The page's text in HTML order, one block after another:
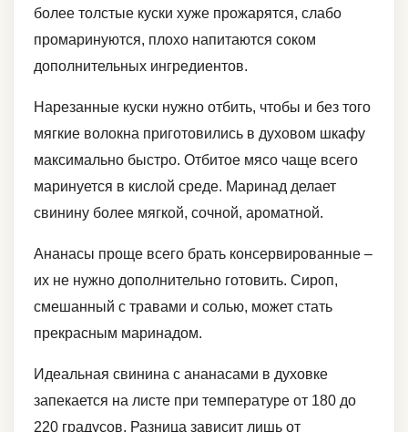
более толстые куски хуже прожарятся, слабо
промаринуются, плохо напитаются соком
дополнительных ингредиентов.
Нарезанные куски нужно отбить, чтобы и без того
мягкие волокна приготовились в духовом шкафу
максимально быстро. Отбитое мясо чаще всего
маринуется в кислой среде. Маринад делает
свинину более мягкой, сочной, ароматной.
Ананасы проще всего брать консервированные –
их не нужно дополнительно готовить. Сироп,
смешанный с травами и солью, может стать
прекрасным маринадом.
Идеальная свинина с ананасами в духовке
запекается на листе при температуре от 180 до
220 градусов. Разница зависит лишь от